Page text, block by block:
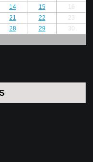
14 15
16
21 22
23
28 29
30